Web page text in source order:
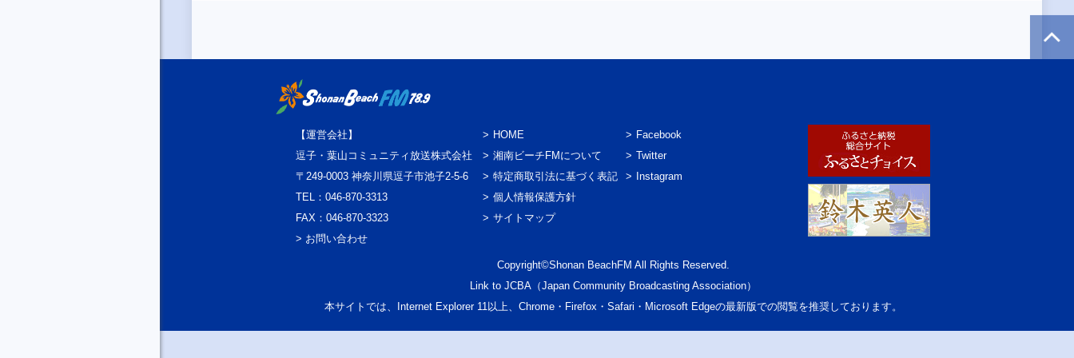
【運営会社】
逗子・葉山コミュニティ放送株式会社
〒249-0003 神奈川県逗子市池子2-5-6
TEL：046-870-3313
FAX：046-870-3323
> お問い合わせ
HOME
湘南ビーチFMについて
特定商取引法に基づく表記
個人情報保護方針
サイトマップ
Facebook
Twitter
Instagram
Copyright©Shonan BeachFM All Rights Reserved.
Link to JCBA（Japan Community Broadcasting Association）
本サイトでは、Internet Explorer 11以上、Chrome・Firefox・Safari・Microsoft Edgeの最新版での閲覧を推奨しております。